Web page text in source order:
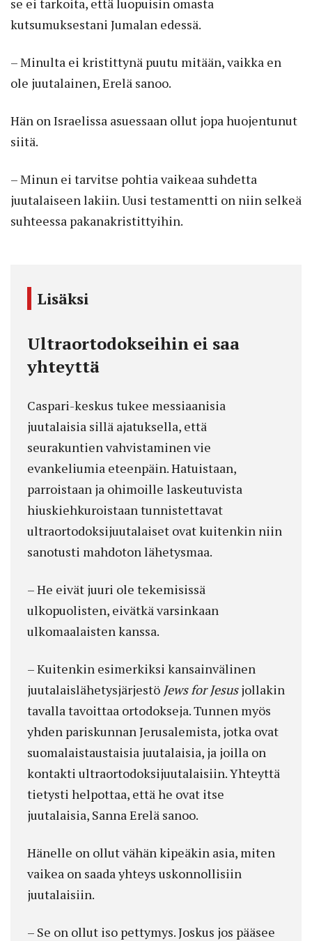
kutsumuksestani Jumalan edessä.
– Minulta ei kristittynä puutu mitään, vaikka en
ole juutalainen, Erelä sanoo.
Hän on Israelissa asuessaan ollut jopa huojentunut
siitä.
– Minun ei tarvitse pohtia vaikeaa suhdetta
juutalaiseen lakiin. Uusi testamentti on niin selkeä
suhteessa pakanakristittyihin.
Lisäksi
Ultraortodokseihin ei saa
yhteyttä
Caspari-keskus tukee messiaanisia
juutalaisia sillä ajatuksella, että
seurakuntien vahvistaminen vie
evankeliumia eteenpäin. Hatuistaan,
parroistaan ja ohimoille laskeutuvista
hiuskiehkuroistaan tunnistettavat
ultraortodoksijuutalaiset ovat kuitenkin niin
sanotusti mahdoton lähetysmaa.
– He eivät juuri ole tekemisissä
ulkopuolisten, eivätkä varsinkaan
ulkomaalaisten kanssa.
– Kuitenkin esimerkiksi kansainvälinen
juutalaislähetysjärjestö Jews for Jesusjollakin
tavalla tavoittaa ortodokseja. Tunnen myös
yhden pariskunnan Jerusalemista, jotka ovat
suomalaistaustaisia juutalaisia, ja joilla on
kontakti ultraortodoksijuutalaisiin. Yhteyttä
tietysti helpottaa, että he ovat itse
juutalaisia, Sanna Erelä sanoo.
Hänelle on ollut vähän kipeäkin asia, miten
vaikea on saada yhteys uskonnollisiin
juutalaisiin.
– Se on ollut iso pettymys. Joskus jos pääsee